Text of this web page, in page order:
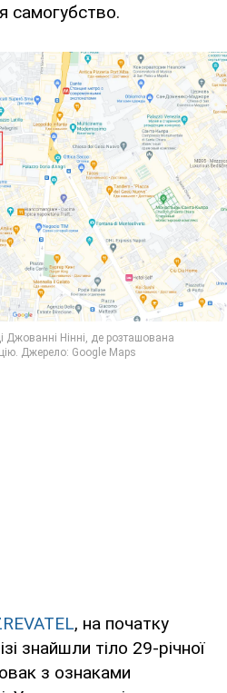
самогубство.
, на початку
знайшли тіло 29-річної
з ознаками